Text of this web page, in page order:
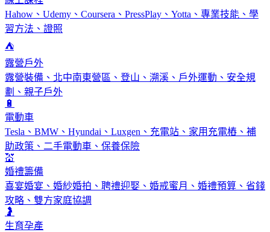
Hahow、Udemy、Coursera、PressPlay、Yotta、專業技能、學
習方法、證照
⛺
露營戶外
露營裝備、北中南東營區、登山、溯溪、戶外運動、安全規
劃、親子戶外
🔋
電動車
Tesla、BMW、Hyundai、Luxgen、充電站、家用充電樁、補
助政策、二手電動車、保養保險
💒
婚禮籌備
喜宴婚宴、婚紗婚拍、聘禮迎娶、婚戒蜜月、婚禮預算、省錢
攻略、雙方家庭協調
🤰
生育孕產